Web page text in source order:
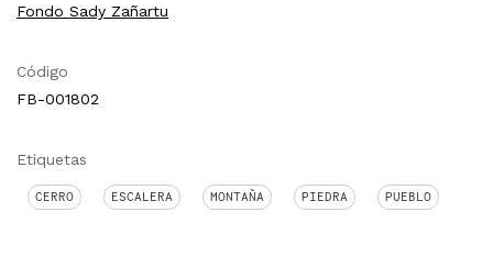
Fondo Sady Zañartu
Código
FB-001802
Etiquetas
CERRO ESCALERA MONTAÑA PIEDRA PUEBLO